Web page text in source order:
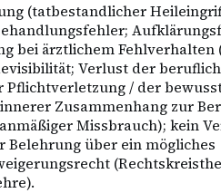
(tatbestandlicher
bei ärztlichem
Verlust der
Pflichtverletzung / der
Zusammenhang zur
Missbrauch); kein
Belehrung über ein mögliches